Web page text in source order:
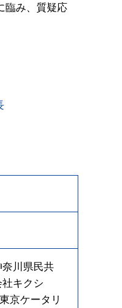
臨み、質疑応
川県民共
キクシ
京ケータリ